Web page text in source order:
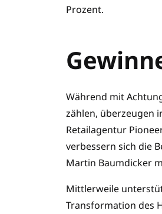
Prozent.
Während mit
zählen, überzeugen
Retailagentur
verbessern sich die
Martin Baumdicker
Mittlerweile
Transformation des